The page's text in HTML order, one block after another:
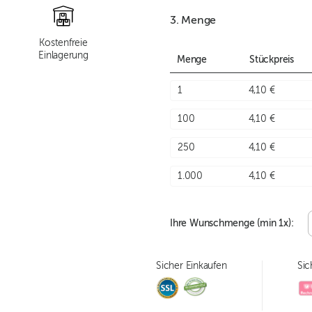
Kostenfreie
Einlagerung
3. Menge
Menge Stückpreis
1 4,10 €
100 4,10 €
250 4,10 €
1.000 4,10 €
Ihre Wunschmenge (min1x):
Sicher Einkaufen